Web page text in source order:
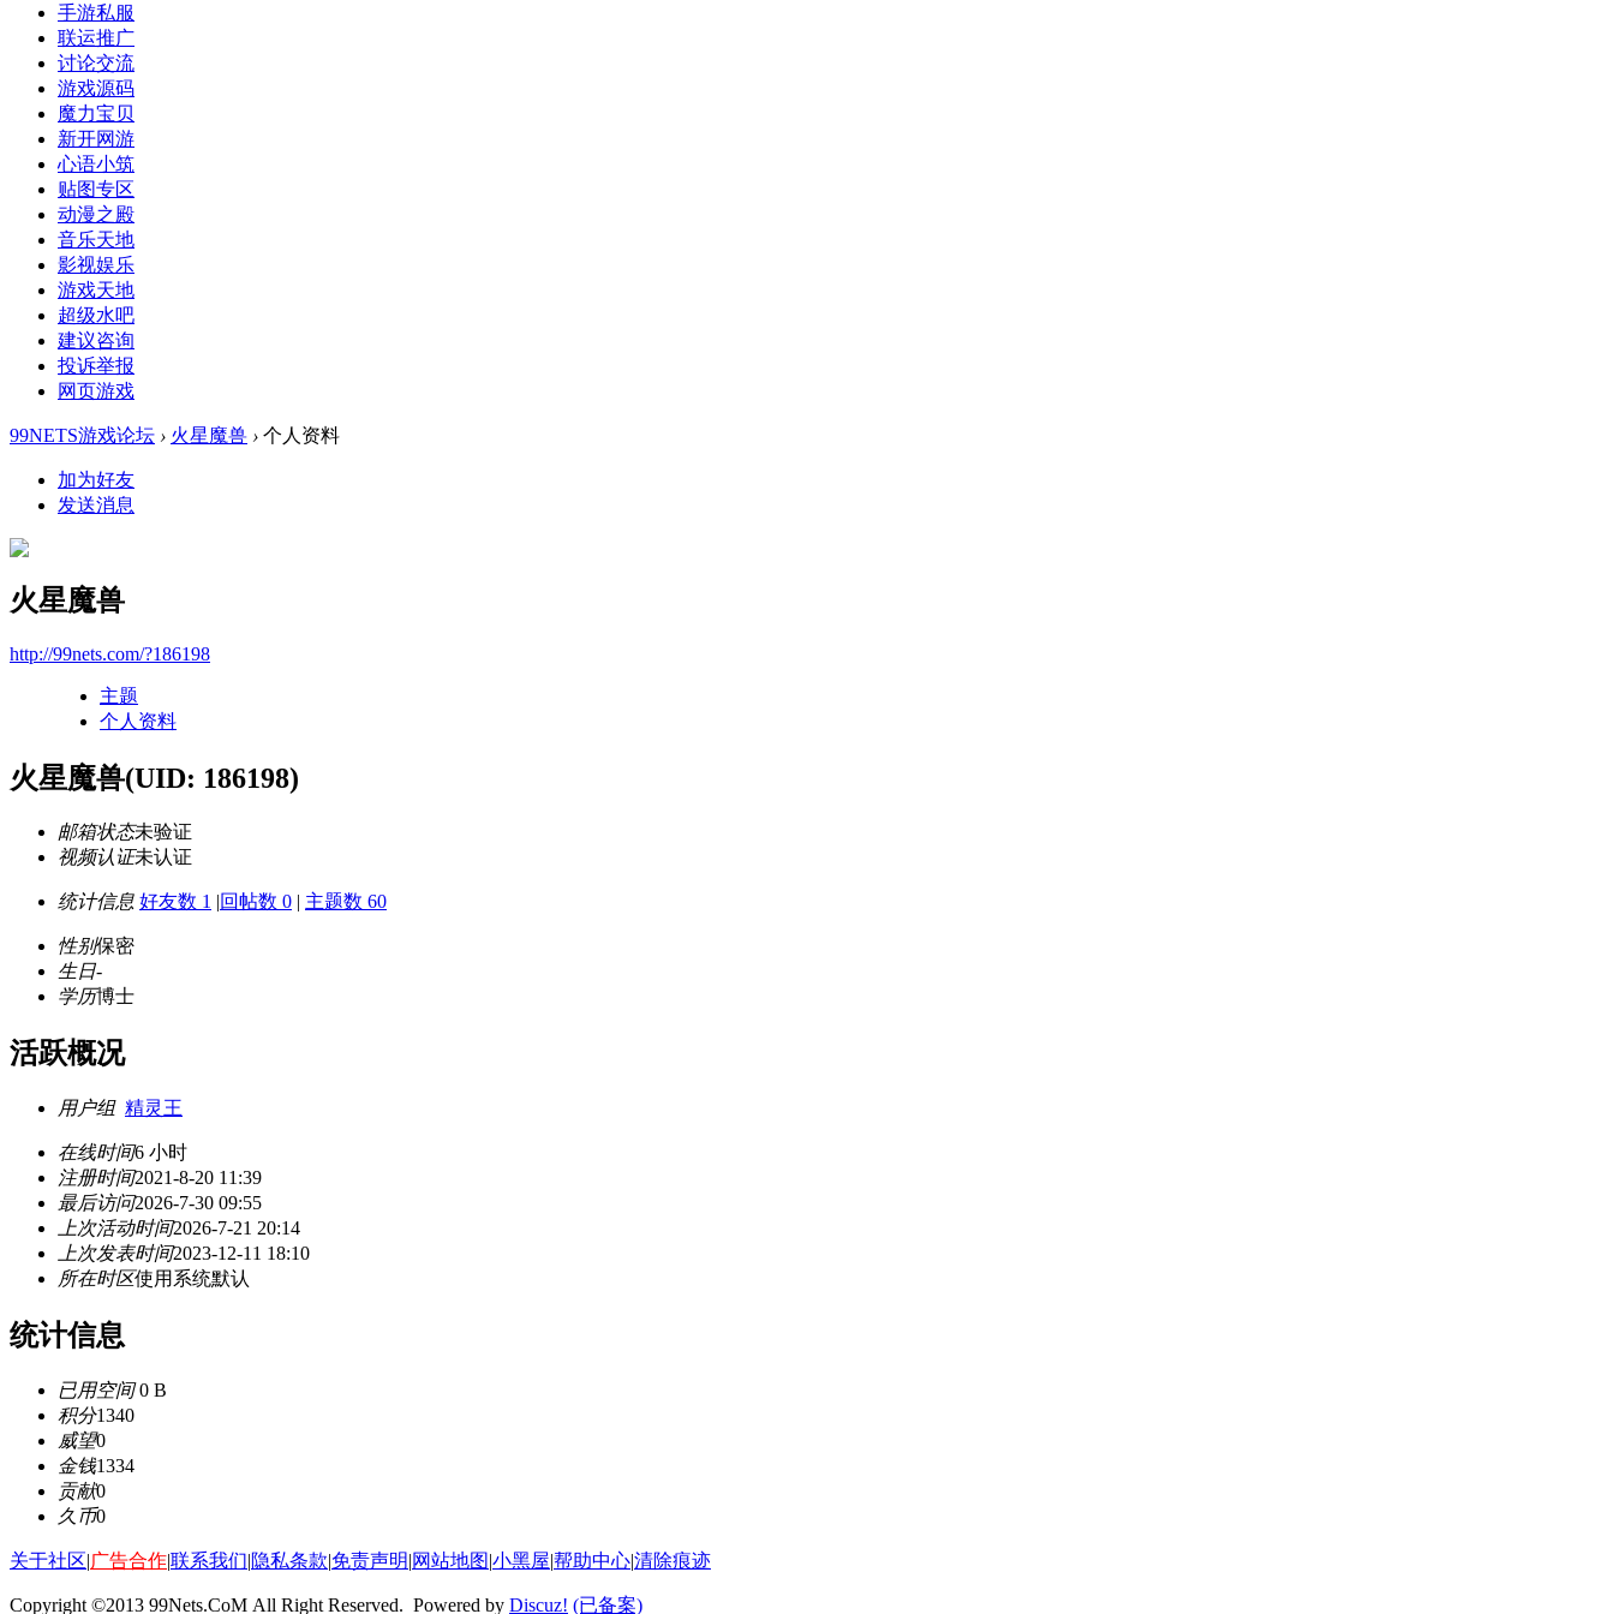
手游私服
联运推广
讨论交流
游戏源码
魔力宝贝
新开网游
心语小筑
贴图专区
动漫之殿
音乐天地
影视娱乐
游戏天地
超级水吧
建议咨询
投诉举报
网页游戏
99NETS游戏论坛 › 火星魔兽 › 个人资料
加为好友
发送消息
火星魔兽
http://99nets.com/?186198
主题
个人资料
火星魔兽(UID: 186198)
邮箱状态未验证
视频认证未认证
统计信息 好友数 1 |回帖数 0 | 主题数 60
性别保密
生日-
学历博士
活跃概况
用户组 精灵王
在线时间6 小时
注册时间2021-8-20 11:39
最后访问2026-7-30 09:55
上次活动时间2026-7-21 20:14
上次发表时间2023-12-11 18:10
所在时区使用系统默认
统计信息
已用空间0 B
积分1340
威望0
金钱1334
贡献0
久币0
关于社区|广告合作|联系我们|隐私条款|免责声明|网站地图|小黑屋|帮助中心|清除痕迹
Copyright ©2013 99Nets.CoM All Right Reserved. Powered by Discuz! (已备案)